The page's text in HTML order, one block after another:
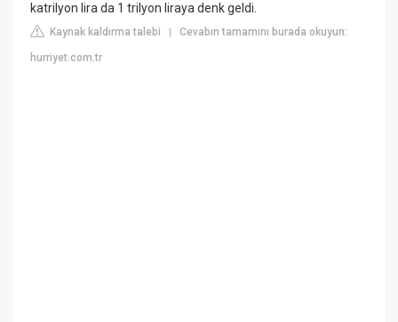
katrilyon lira da 1 trilyon liraya denk geldi.
Kaynak kaldırma talebi |Cevabın tamamını burada okuyun:
hurriyet.com.tr